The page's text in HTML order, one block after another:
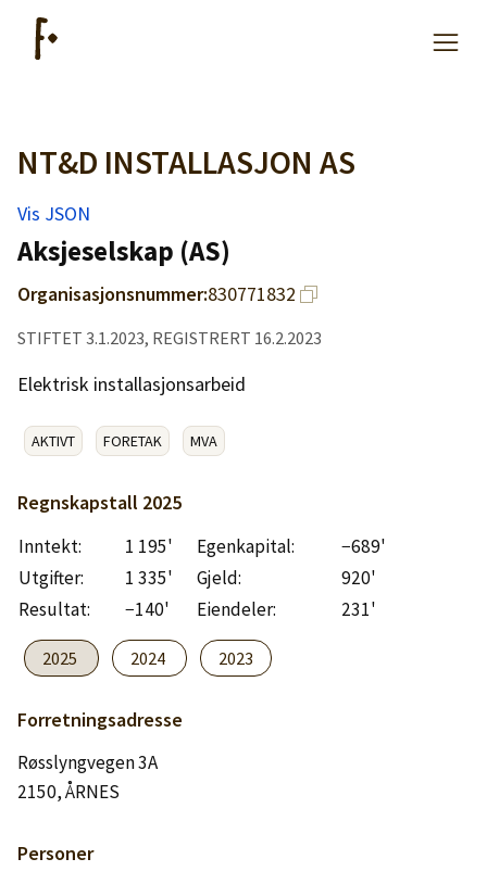
Artikler
Hjelp
Kjøpe lister
Priser
Logg inn
Lag konto
NT&D INSTALLASJON AS
Vis JSON
Aksjeselskap (AS)
Organisasjonsnummer:830771832
STIFTET 3.1.2023, REGISTRERT 16.2.2023
Elektrisk installasjonsarbeid
AKTIVT FORETAK MVA
Regnskapstall 2025
Inntekt: 1 195' Egenkapital:
−689'
Utgifter:
1 335' Gjeld:
920'
Resultat:
−140' Eiendeler: 231'
2025 2024 2023
Forretningsadresse
Røsslyngvegen 3A
2150, ÅRNES
Personer